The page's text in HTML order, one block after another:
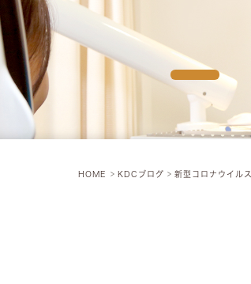
HOME KDCブログ 新型コロナウイルス